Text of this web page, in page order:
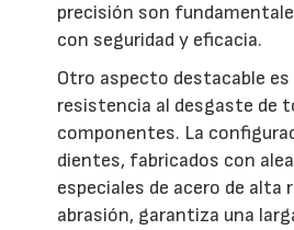
precisión son
con seguridad y eficacia.
Otro aspecto destacable es
resistencia al desgaste de
componentes. La
dientes, fabricados con
especiales de acero de alta
abrasión, garantiza una